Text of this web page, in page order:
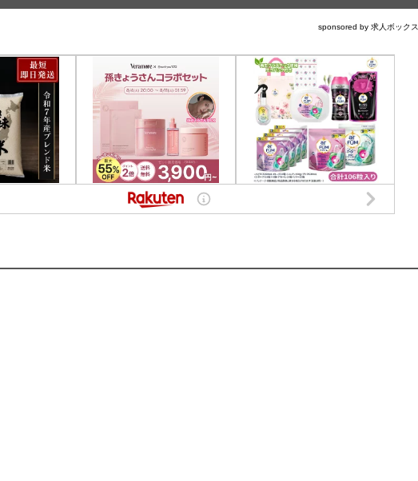
sponsored by 求人ボックス